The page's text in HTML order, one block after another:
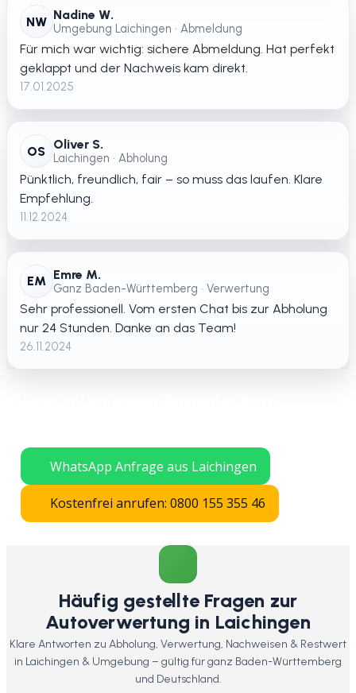
NW Nadine W.
Umgebung Laichingen • Abmeldung
Für mich war wichtig: sichere Abmeldung. Hat perfekt
geklappt und der Nachweis kam direkt.
17.01.2025
OS Oliver S.
Laichingen • Abholung
Pünktlich, freundlich, fair – so muss das laufen. Klare
Empfehlung.
11.12.2024
EM Emre M.
Ganz Baden-Württemberg • Verwertung
Sehr professionell. Vom ersten Chat bis zur Abholung
nur 24 Stunden. Danke an das Team!
26.11.2024
WhatsApp Anfrage aus Laichingen
Kostenfrei anrufen: 0800 155 355 46
Häufig gestellte Fragen zur
Autoverwertung in Laichingen
Klare Antworten zu Abholung, Verwertung, Nachweisen & Restwert
in Laichingen & Umgebung – gültig für ganz Baden-Württemberg
und Deutschland.